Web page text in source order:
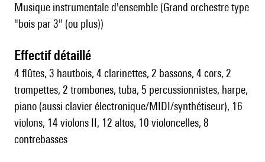
Musique instrumentale d'ensemble (Grand orchestre type
"bois par 3" (ou plus))
effectif détaillé
4 flûtes, 3 hautbois, 4 clarinettes, 2 bassons, 4 cors, 2
trompettes, 2 trombones, tuba, 5 percussionnistes, harpe,
piano (aussi clavier électronique/MIDI/synthétiseur), 16
violons, 14 violons II, 12 altos, 10 violoncelles, 8
contrebasses